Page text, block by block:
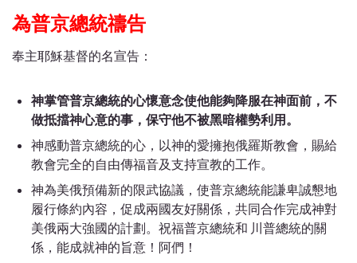
為普京總統禱告
奉主耶穌基督的名宣告：
神掌管普京總統的心懷意念使他能夠降服在神面前，不
做抵擋神心意的事，保守他不被黑暗權勢利用。
神感動普京總統的心，以神的愛擁抱俄羅斯教會，賜給
教會完全的自由傳福音及支持宣教的工作。
神為美俄預備新的限武協議，使普京總統能謙卑誠懇地
履行條約內容，促成兩國友好關係，共同合作完成神對
美俄兩大強國的計劃。 祝福普京總統和 川普總統的關
係，能成就神的旨意！阿們！